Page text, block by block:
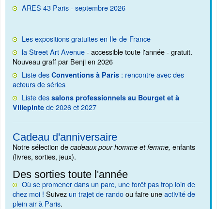
ARES 43 Paris - septembre 2026
Les expositions gratuites en Ile-de-France
la Street Art Avenue- accessible toute l'année - gratuit.
Nouveau graff par Benji en 2026
Liste des Conventions à Paris : rencontre avec des
acteurs de séries
Liste des salons professionnels au Bourget et à
Villepinte de 2026 et 2027
Cadeau d'anniversaire
Notre sélection de cadeaux pour homme et femme, enfants
(livres, sorties, jeux).
Des sorties toute l'année
Où se promener dans un parc, une forêt pas trop loin de
chez moi ! Suivez un trajet de randoou faire uneactivité de
plein air à Paris.